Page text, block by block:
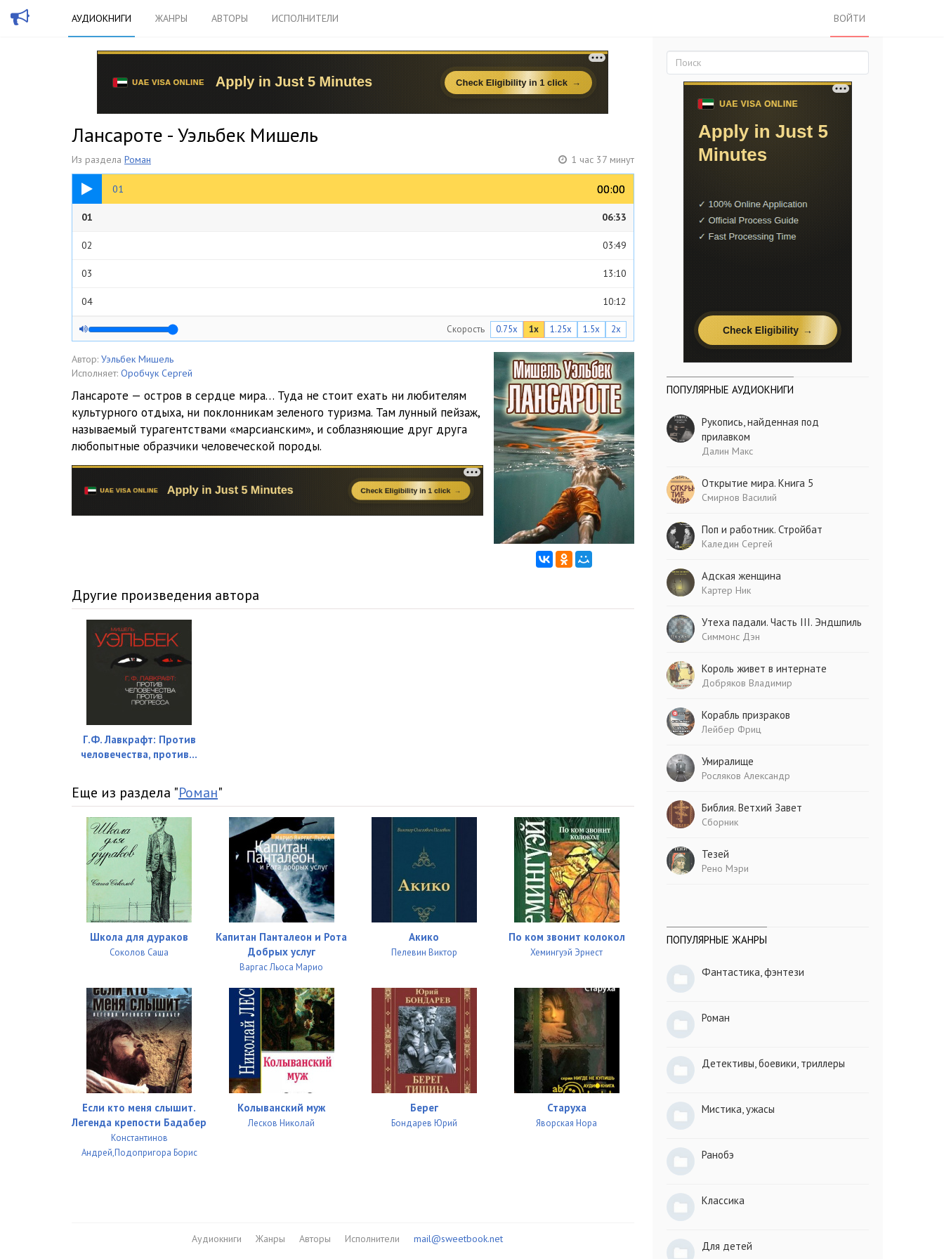
АУДИОКНИГИ ЖАНРЫ АВТОРЫ ИСПОЛНИТЕЛИ ВОЙТИ
Лансароте - Уэльбек Мишель
Из раздела Роман 1 час 37 минут
01 00:00
00:00
06:33
01 06:33
02 03:49
03 13:10
04 10:12
05 06:30
06 10:45
19:13
08 07:19
09 05:46
10 08:58
11
Скорость 0.75x 1x 1.25x 1.5x 2x
Автор: Уэльбек Мишель
Исполняет: Оробчук Сергей
Лансароте — остров в сердце мира… Туда не стоит ехать ни любителям
культурного отдыха, ни поклонникам зеленого туризма. Там лунный пейзаж,
называемый турагентствами «марсианским», и соблазняющие друг друга
любопытные образчики человеческой породы.
Другие произведения автора
Г.Ф. Лавкрафт: Против
человечества, против...
Еще из раздела "Роман"
Школа для дураков
Соколов Саша
Капитан Панталеон и Рота
Добрых услуг
Варгас Льоса Марио
Акико
Пелевин Виктор
По ком звонит колокол
Хемингуэй Эрнест
Если кто меня слышит.
Легенда крепости Бадабер
Константинов
Андрей,Подопригора Борис
Колыванский муж
Лесков Николай
Берег
Бондарев Юрий
Старуха
Яворская Нора
Аудиокниги Жанры Авторы Исполнители mail@sweetbook.net
ПОПУЛЯРНЫЕ АУДИОКНИГИ
Рукопись, найденная под
прилавком
Далин Макс
Открытие мира. Книга 5
Смирнов Василий
Поп и работник. Стройбат
Каледин Сергей
Адская женщина
Картер Ник
Утеха падали. Часть III. Эндшпиль
Симмонс Дэн
Король живет в интернате
Добряков Владимир
Корабль призраков
Лейбер Фриц
Умиралище
Росляков Александр
Библия. Ветхий Завет
Сборник
Тезей
Рено Мэри
ПОПУЛЯРНЫЕ ЖАНРЫ
Фантастика, фэнтези
Роман
Детективы, боевики, триллеры
Мистика, ужасы
Ранобэ
Классика
Для детей